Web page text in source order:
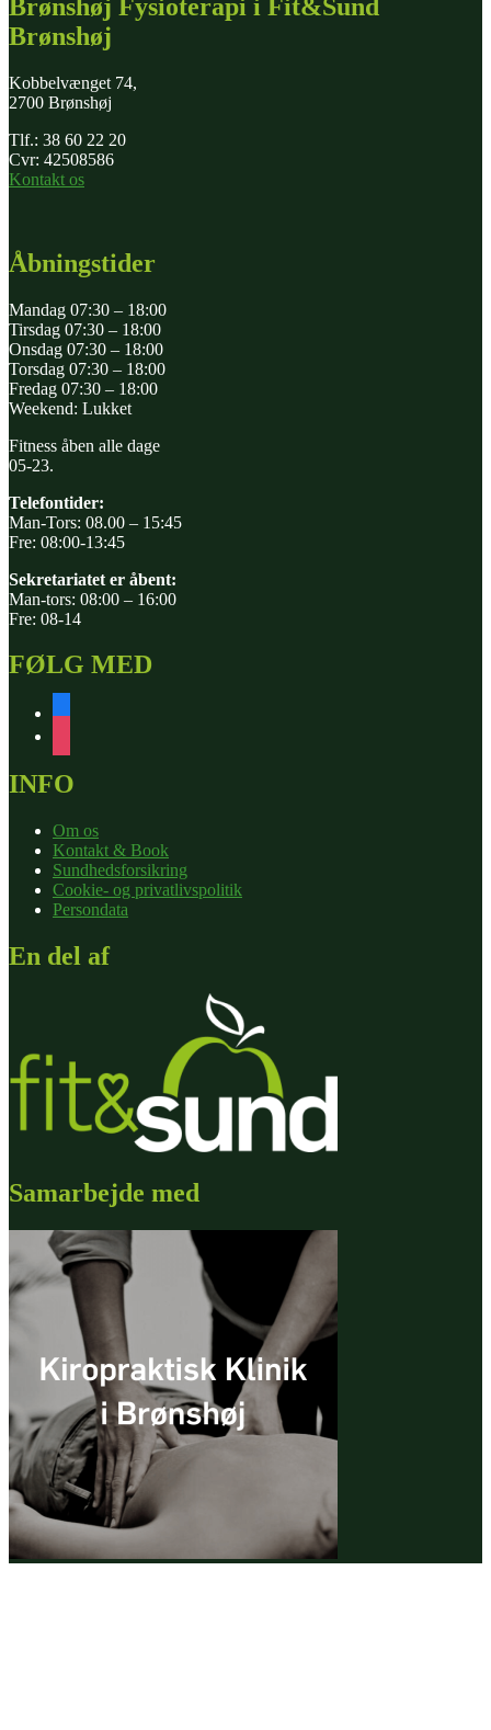
Brønshøj Fysioterapi i Fit&Sund
Brønshøj
Kobbelvænget 74,
2700 Brønshøj
Tlf.: 38 60 22 20
Cvr: 42508586
Kontakt os
Åbningstider
Mandag 07:30 – 18:00
Tirsdag 07:30 – 18:00
Onsdag 07:30 – 18:00
Torsdag 07:30 – 18:00
Fredag 07:30 – 18:00
Weekend: Lukket
Fitness åben alle dage
05-23.
Telefontider:
Man-Tors: 08.00 – 15:45
Fre: 08:00-13:45
Sekretariatet er åbent:
Man-tors: 08:00 – 16:00
Fre: 08-14
FØLG MED
INFO
Om os
Kontakt & Book
Sundhedsforsikring
Cookie- og privatlivspolitik
Persondata
En del af
Samarbejde med